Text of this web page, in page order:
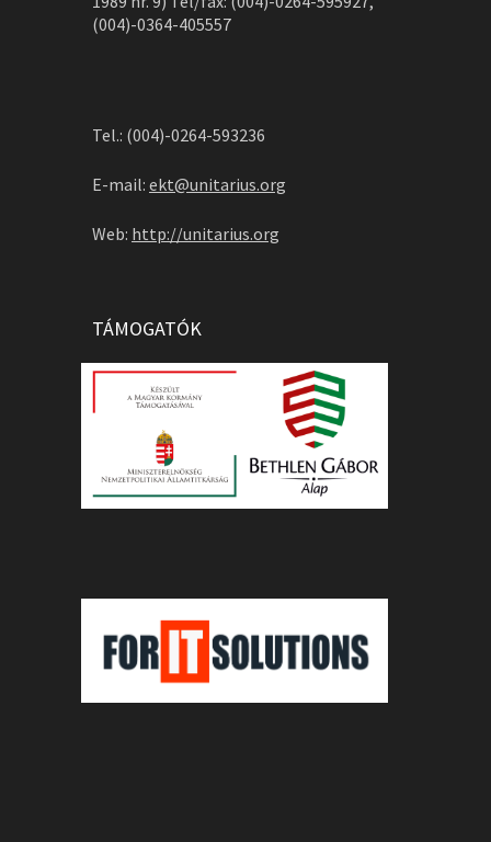
(004)-0364-405557
Tel.: (004)-0264-593236
E-mail: ekt@unitarius.org
Web: http://unitarius.org
TÁMOGATÓK